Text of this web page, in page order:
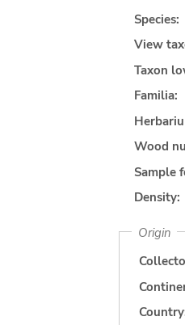
Species:
View
Taxon
Familia:
Wood
Sample
Density:
Origin